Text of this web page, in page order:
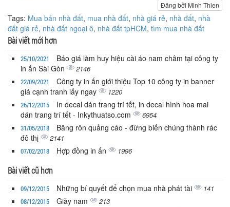
Đăng bởi Minh Thien
Tags: Mua bán nhà đất, mua nhà đất, nhà giá rẻ, nhà đất, nhà
đất giá rẻ, nhà đất ngoại ô, nhà đất tpHCM, tìm mua nhà đất
Bài viết mới hơn
25/10/2021
Báo giá làm huy hiệu cài áo nam châm tại công ty
in ấn Sài Gòn
2146
22/09/2021
Công ty in ấn giới thiệu Top 10 công ty in banner
giá cạnh tranh lấy ngay
1220
26/12/2015
In decal dán trang trí tết, in decal hình hoa mai
dán trang trí tết - Inkythuatso.com
6954
31/05/2018
Băng rôn quảng cáo - đừng biến chúng thành rác
đô thị
2141
07/02/2018 Hợp đồng in ấn 1996
Bài viết cũ hơn
09/12/2015 Những bí quyết để chọn mua nhà phát tài 141
08/12/2015 Giày nam 213